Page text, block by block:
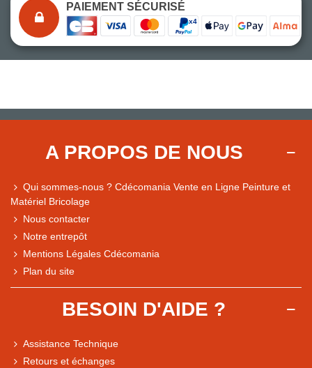
PAIEMENT SÉCURISÉ
A PROPOS DE NOUS
Qui sommes-nous ? Cdécomania Vente en Ligne Peinture et
Matériel Bricolage
Nous contacter
Notre entrepôt
Mentions Légales Cdécomania
Plan du site
BESOIN D'AIDE ?
Assistance Technique
Retours et échanges